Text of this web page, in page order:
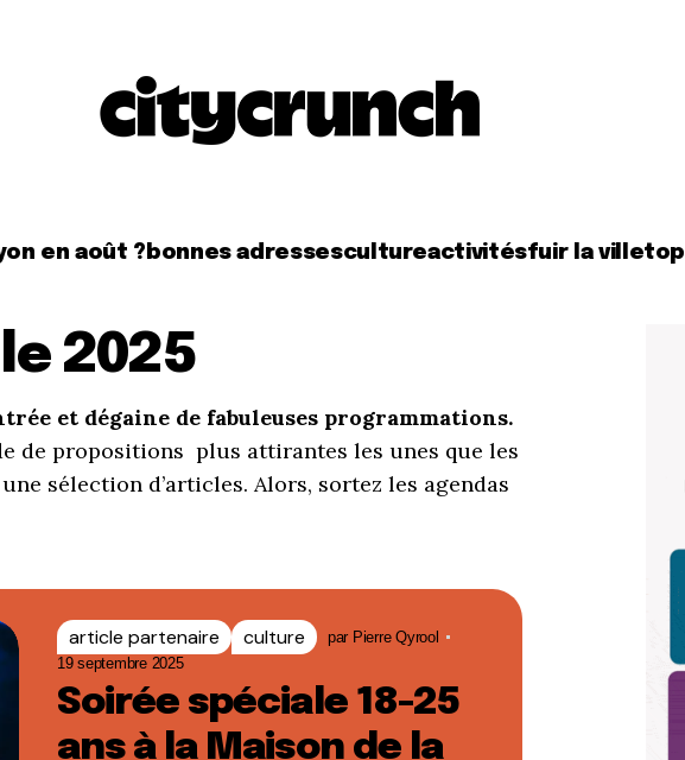
en août ? bonnes adressescultureactivitésfuir la villetop
2025
et dégaine de fabuleuses programmations.
de propositions plus attirantes les unes que les
sélection d’articles. Alors, sortez les agendas
article partenaire culture par Pierre Qyrool
19 septembre 2025
Soirée spéciale 18-25
ans à la Maison de la